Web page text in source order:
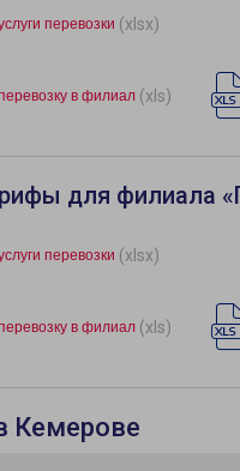
перевозки (xlsx)
в филиал (xls)
для филиала
перевозки (xlsx)
в филиал (xls)
Кемерове